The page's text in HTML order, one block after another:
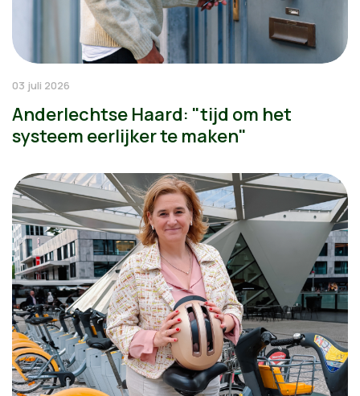
03 juli 2026
Anderlechtse Haard: "tijd om het
systeem eerlijker te maken"